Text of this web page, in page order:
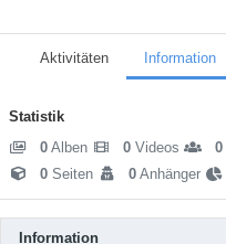
Aktivitäten Information
Statistik
0 Alben 0 Videos 0
0 Seiten 0 Anhänger
Information